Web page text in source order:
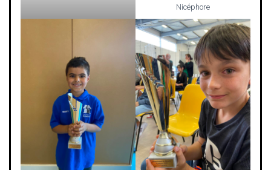
Nicéphore